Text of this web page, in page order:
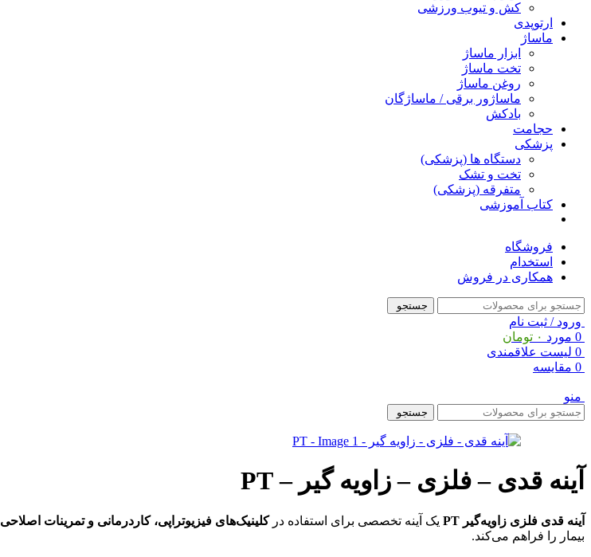
کش و تیوب ورزشی
ارتوپدی
ماساژ
ابزار ماساژ
تخت ماساژ
روغن ماساژ
ماساژور برقی / ماساژگان
بادکش
حجامت
پزشکی
دستگاه ها (پزشکی)
تخت و تشک
متفرقه (پزشکی)
کتاب آموزشی
فروشگاه
استخدام
همکاری در فروش
جستجو
ورود / ثبت نام
0 مورد ۰ تومان
0 لیست علاقمندی
0 مقایسه
منو
جستجو
آینه قدی – فلزی – زاویه گیر – PT
آینه قدی فلزی زاویه‌گیر PT یک آینه تخصصی برای استفاده درکلینیک‌های فیزیوتراپی، کاردرمانی و تمرینات اصلاحی
بیمار را فراهم می‌کند.